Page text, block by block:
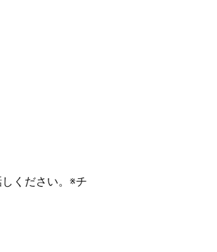
ください。※チ